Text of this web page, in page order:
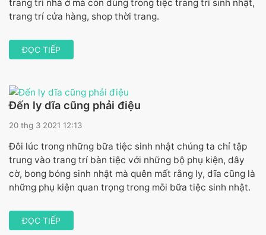
trang trí nhà ở mà còn dùng trong tiệc trang trí sinh nhật,
trang trí cửa hàng, shop thời trang.
ĐỌC TIẾP
Đến ly dĩa cũng phải điệu
20 thg 3 2021 12:13
Đôi lúc trong những bữa tiệc sinh nhật chúng ta chỉ tập
trung vào trang trí bàn tiệc với những bộ phụ kiện, dây
cờ, bong bóng sinh nhật mà quên mất rằng ly, dĩa cũng là
những phụ kiện quan trọng trong mỗi bữa tiệc sinh nhật.
ĐỌC TIẾP